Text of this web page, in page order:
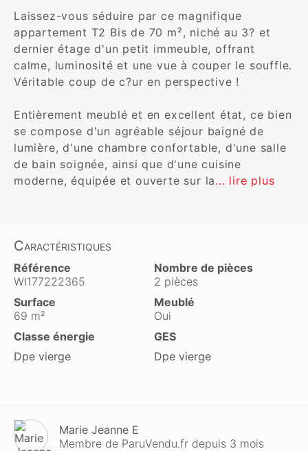
Laissez-vous séduire par ce magnifique
appartement T2 Bis de 70 m², niché au 3? et
dernier étage d'un petit immeuble, offrant
calme, luminosité et une vue à couper le souffle.
Véritable coup de c?ur en perspective !
Entièrement meublé et en excellent état, ce bien
se compose d'un agréable séjour baigné de
lumière, d'une chambre confortable, d'une salle
de bain soignée, ainsi que d'une cuisine
moderne, équipée et ouverte sur la... lire plus
Caractéristiques
Référence
WI177222365
Nombre de pièces
2 pièces
Surface
69 m²
Meublé
Oui
Classe énergie
Dpe vierge
GES
Dpe vierge
Marie Jeanne E
Membre de ParuVendu.fr depuis 3 mois